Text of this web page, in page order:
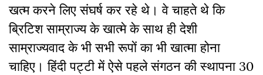
खत्म करने लिए संघर्ष कर रहे थे। वे चाहते थे कि
ब्रिटिश साम्राज्य के खात्मे के साथ ही देशी
साम्राज्यवाद के भी सभी रूपों का भी खात्मा होना
चाहिए। हिंदी पट्टी में ऐसे पहले संगठन की स्थापना 30